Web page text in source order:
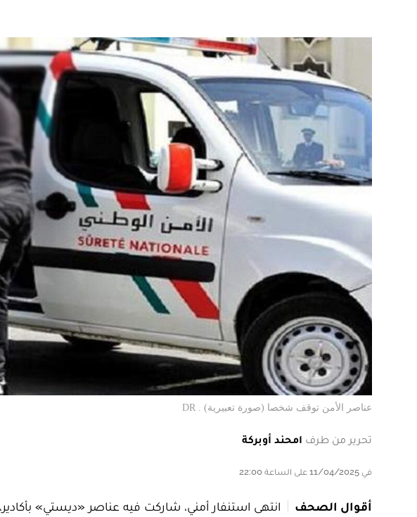
عناصر الأمن توقف شخصا (صورة تعبيرية) . DR
تحرير من طرف امحند أوبركة
في 11/04/2025 على الساعة 22:00
أقوال الصحف